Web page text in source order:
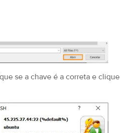
se a chave é a correta e clique